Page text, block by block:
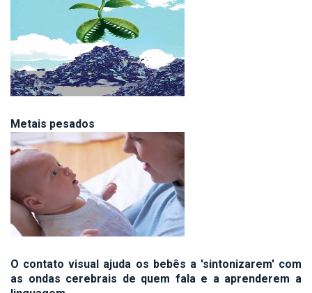
Metais pesados
O contato visual ajuda os bebês a 'sintonizarem' com
as ondas cerebrais de quem fala e a aprenderem a